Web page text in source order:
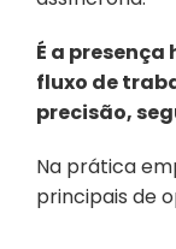
É a
fluxo de
precisão,
Na prática
principais de